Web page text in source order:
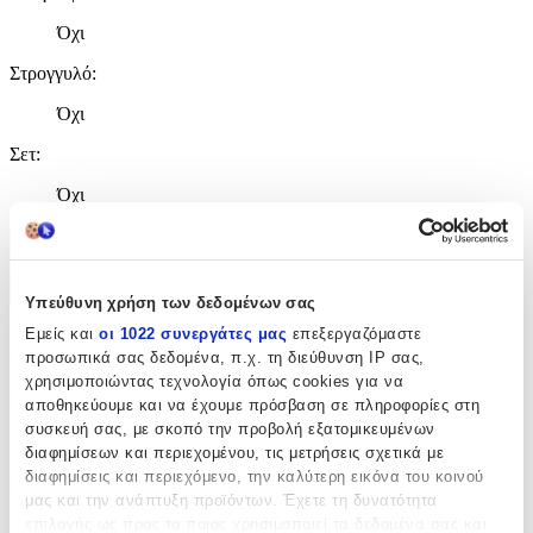
Υπεύθυνη χρήση των δεδομένων σας
Εμείς και οι 1022 συνεργάτες μας επεξεργαζόμαστε
προσωπικά σας δεδομένα, π.χ. τη διεύθυνση IP σας,
χρησιμοποιώντας τεχνολογία όπως cookies για να
αποθηκεύουμε και να έχουμε πρόσβαση σε πληροφορίες στη
συσκευή σας, με σκοπό την προβολή εξατομικευμένων
διαφημίσεων και περιεχομένου, τις μετρήσεις σχετικά με
διαφημίσεις και περιεχόμενο, την καλύτερη εικόνα του κοινού
μας και την ανάπτυξη προϊόντων. Έχετε τη δυνατότητα
Όχι
Στρογγυλό:
Όχι
Σετ:
Όχι
Χαρακτηριστικά
Χαρακτηριστικά
Κατασκευαστής:
Pennie
Βασικά Χαρακτηριστικά